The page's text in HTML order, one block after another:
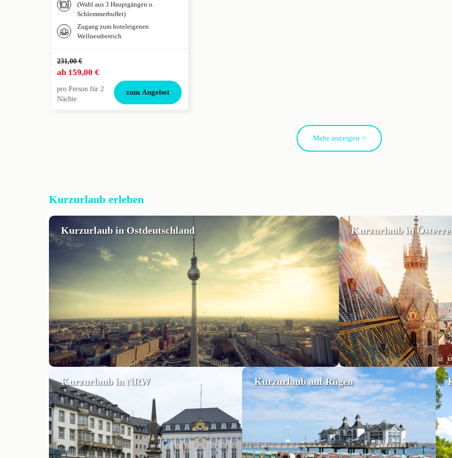
(Wahl aus 3 Hauptgängen o.
Schlemmerbuffet)
Zugang zum hoteleigenen
Wellnessbereich
231,00 €
ab 159,00 €
pro Person für 2
Nächte
zum Angebot
Mehr anzeigen >
Kurzurlaub erleben
Kurzurlaub in Ostdeutschland Kurzurlaub in
Kurzurlaub in NRW Kurzurlaub auf Rügen